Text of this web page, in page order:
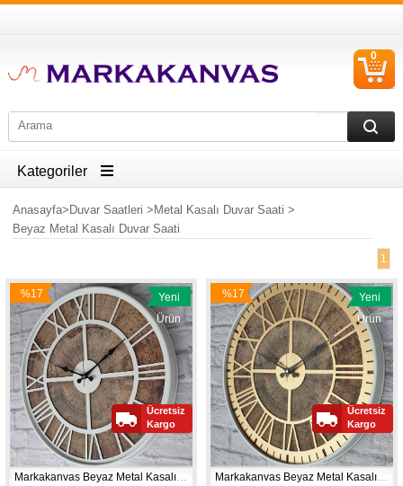
0
Kategoriler
Anasayfa> Duvar Saatleri > Metal Kasalı Duvar Saati >
Beyaz Metal Kasalı Duvar Saati
1
Markakanvas Beyaz Metal Kasalı Eski Dünya Haritalı Duvar Saati (Çap 50 cm - Çap 80 cm )
%17
İndirim
Ücretsiz
Kargo
Yeni
Ürün
%17
İndirim
Ücretsiz
Kargo
Yeni
Ürün